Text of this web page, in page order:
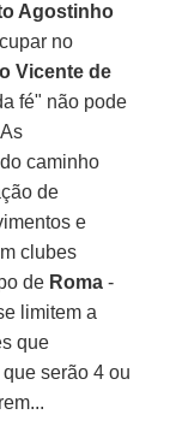
Agostinho
no
Vicente de
fé" não pode
caminho
de
e
clubes
de Roma -
limitem a
que
serão 4 ou